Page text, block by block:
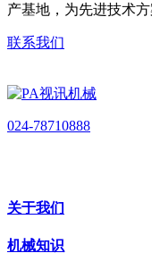
产基地，为先进技术
联系我们
024-78710888
关于我们
机械知识